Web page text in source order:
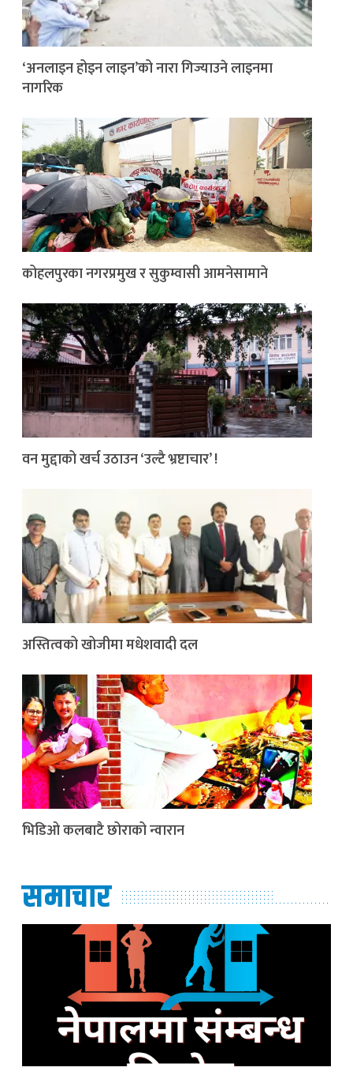
‘अनलाइन होइन लाइन’को नारा गिज्याउने लाइनमा
नागरिक
कोहलपुरका नगरप्रमुख र सुकुम्वासी आमनेसामाने
वन मुद्दाको खर्च उठाउन ‘उल्टै भ्रष्टाचार’ !
अस्तित्वको खोजीमा मधेशवादी दल
भिडिओ कलबाटै छोराको न्वारान
समाचार